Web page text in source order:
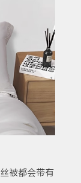
被都会带有